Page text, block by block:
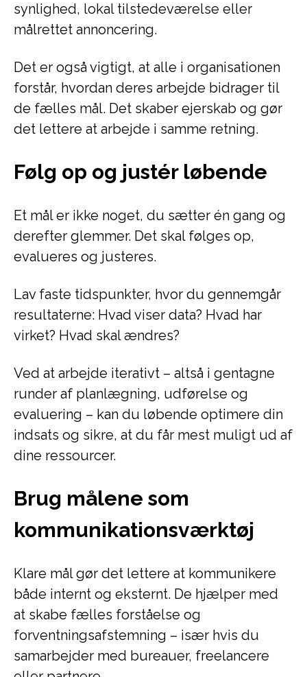
synlighed, lokal tilstedeværelse eller
målrettet annoncering.
Det er også vigtigt, at alle i organisationen
forstår, hvordan deres arbejde bidrager til
de fælles mål. Det skaber ejerskab og gør
det lettere at arbejde i samme retning.
Følg op og justér løbende
Et mål er ikke noget, du sætter én gang og
derefter glemmer. Det skal følges op,
evalueres og justeres.
Lav faste tidspunkter, hvor du gennemgår
resultaterne: Hvad viser data? Hvad har
virket? Hvad skal ændres?
Ved at arbejde iterativt – altså i gentagne
runder af planlægning, udførelse og
evaluering – kan du løbende optimere din
indsats og sikre, at du får mest muligt ud af
dine ressourcer.
Brug målene som
kommunikationsværktøj
Klare mål gør det lettere at kommunikere
både internt og eksternt. De hjælper med
at skabe fælles forståelse og
forventningsafstemning – især hvis du
samarbejder med bureauer, freelancere